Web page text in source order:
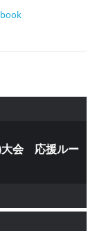
大会 応援ルー